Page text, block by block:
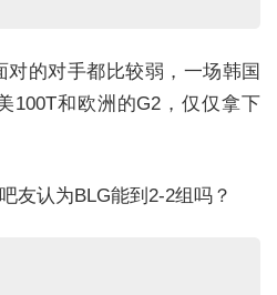
的对手都比较弱，一场韩国
100T和欧洲的G2，仅仅拿下
友认为BLG能到2-2组吗？